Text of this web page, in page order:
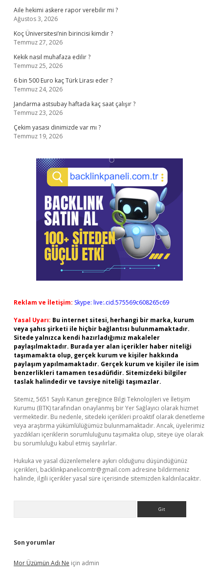
Aile hekimi askere rapor verebilir mi ?
Ağustos 3, 2026
Koç Üniversitesi’nin birincisi kimdir ?
Temmuz 27, 2026
Kekik nasıl muhafaza edilir ?
Temmuz 25, 2026
6 bin 500 Euro kaç Türk Lirası eder ?
Temmuz 24, 2026
Jandarma astsubay haftada kaç saat çalışır ?
Temmuz 23, 2026
Çekim yasası dinimizde var mı ?
Temmuz 19, 2026
Reklam ve İletişim: Skype: live:.cid.575569c608265c69
Yasal Uyarı: Bu internet sitesi, herhangi bir marka, kurum
veya şahıs şirketi ile hiçbir bağlantısı bulunmamaktadır.
Sitede yalnızca kendi hazırladığımız makaleler
paylaşılmaktadır. Burada yer alan içerikler haber niteliği
taşımamakta olup, gerçek kurum ve kişiler hakkında
paylaşım yapılmamaktadır. Gerçek kurum ve kişiler ile isim
benzerlikleri tamamen tesadüfidir. Sitemizdeki bilgiler
taslak halindedir ve tavsiye niteliği taşımazlar.
Sitemiz, 5651 Sayılı Kanun gereğince Bilgi Teknolojileri ve İletişim
Kurumu (BTK) tarafından onaylanmış bir Yer Sağlayıcı olarak hizmet
vermektedir. Bu nedenle, sitedeki içerikleri proaktif olarak denetleme
veya araştırma yükümlülüğümüz bulunmamaktadır. Ancak, üyelerimiz
yazdıkları içeriklerin sorumluluğunu taşımakta olup, siteye üye olarak
bu sorumluluğu kabul etmiş sayılırlar.
Hukuka ve yasal düzenlemelere aykırı olduğunu düşündüğünüz
içerikleri, backlinkpanelicomtr@gmail.com adresine bildirmeniz
halinde, ilgili içerikler yasal süre içerisinde sitemizden kaldırılacaktır.
Son yorumlar
Mor Üzümün Adı Ne için admin